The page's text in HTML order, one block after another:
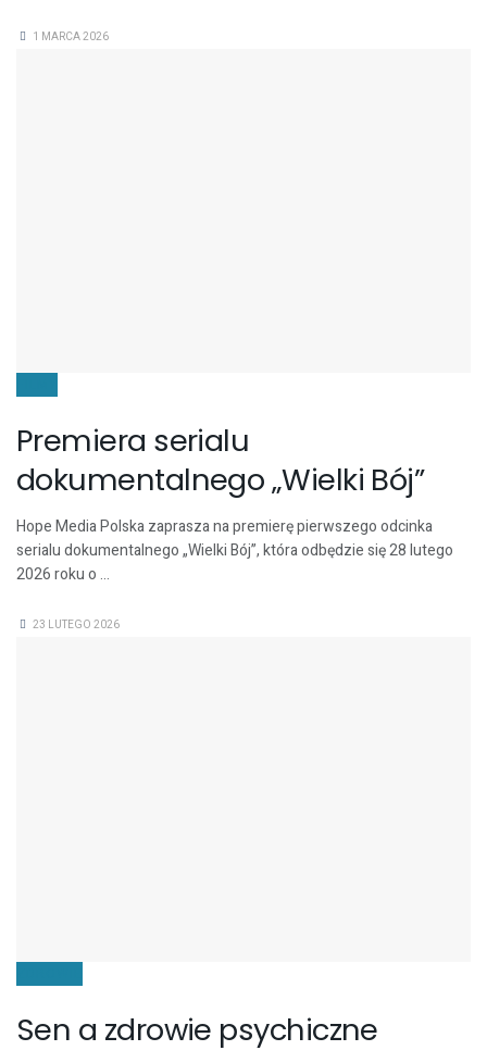
1 MARCA 2026
Premiera serialu
dokumentalnego „Wielki Bój”
Hope Media Polska zaprasza na premierę pierwszego odcinka
serialu dokumentalnego „Wielki Bój”, która odbędzie się 28 lutego
2026 roku o ...
23 LUTEGO 2026
Sen a zdrowie psychiczne